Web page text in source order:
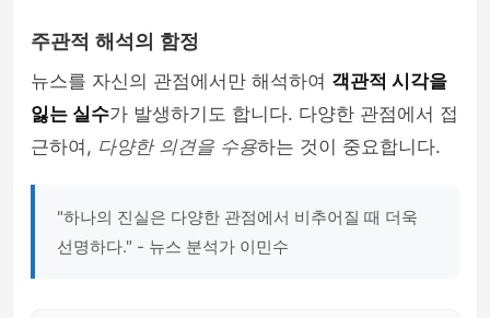
주관적 해석의 함정
뉴스를 자신의 관점에서만 해석하여 객관적 시각을
잃는 실수가 발생하기도 합니다. 다양한 관점에서 접
근하여, 다양한 의견을 수용하는 것이 중요합니다.
"하나의 진실은 다양한 관점에서 비추어질 때 더욱
선명하다." - 뉴스 분석가 이민수